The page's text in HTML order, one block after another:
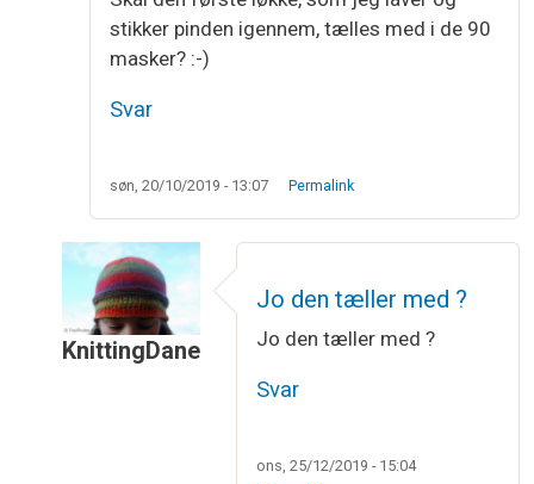
stikker pinden igennem, tælles med i de 90
masker? :-)
Svar
søn, 20/10/2019 - 13:07 Permalink
KnittingDane
At slå masker op
Jo den tæller med ?
Jo den tæller med ?
Svar
ons, 25/12/2019 - 15:04